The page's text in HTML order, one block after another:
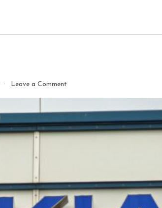
Leave a Commenton
Bakal
Rilis
Global